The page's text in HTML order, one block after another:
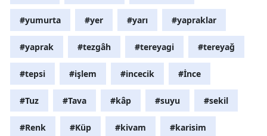
#yumurta #yer #yarı #yapraklar
#yaprak #tezgâh #tereyagi #tereyağ
#tepsi #işlem #incecik #İnce
#Tuz #Tava #kâp #suyu #sekil
#Renk #Küp #kivam #karisim